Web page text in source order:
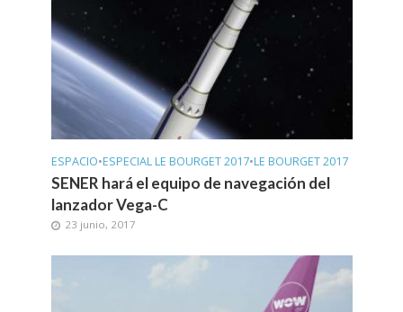
ESPACIO•ESPECIAL LE BOURGET 2017•LE BOURGET 2017
SENER hará el equipo de navegación del
lanzador Vega-C
23 junio, 2017